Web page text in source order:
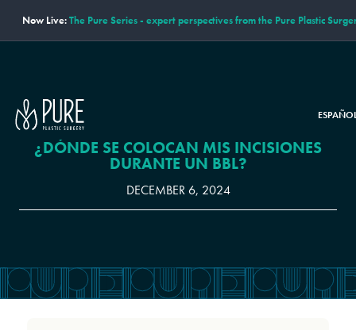
Now Live:The Pure Series - expert perspectives from the Pure Plastic
¿DÓNDE SE COLOCAN MIS INCISIONES
DURANTE UN BBL?
DECEMBER 6, 2024